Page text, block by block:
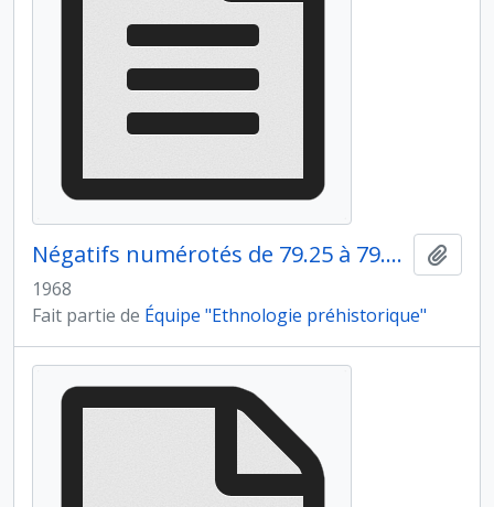
Négatifs numérotés de 79.25 à 79.36A
1968
Fait partie de Équipe "Ethnologie préhistorique"